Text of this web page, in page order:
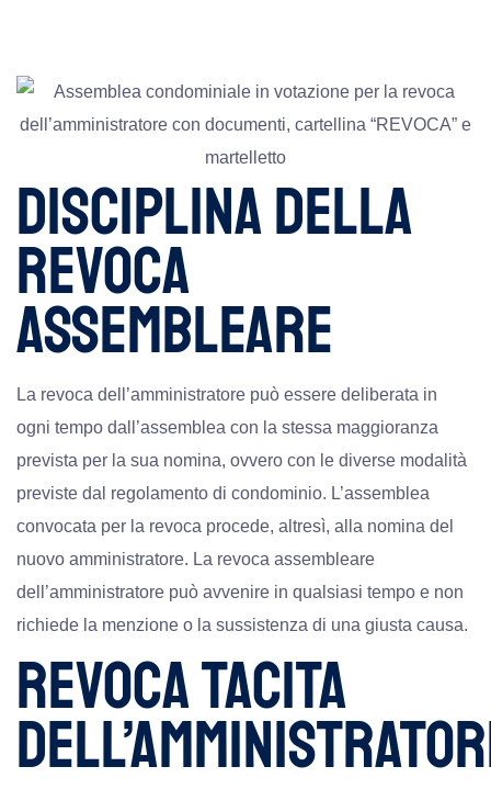
DISCIPLINA DELLA
REVOCA
ASSEMBLEARE
La revoca dell’amministratore può essere deliberata in
ogni tempo dall’assemblea con la stessa maggioranza
prevista per la sua nomina, ovvero con le diverse modalità
previste dal regolamento di condominio. L’assemblea
convocata per la revoca procede, altresì, alla nomina del
nuovo amministratore. La revoca assembleare
dell’amministratore può avvenire in qualsiasi tempo e non
richiede la menzione o la sussistenza di una giusta causa.
REVOCA TACITA